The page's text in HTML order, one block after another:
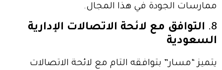
ممارسات الجودة في هذا المجال.
8.
التوافق مع لائحة الاتصالات الإدارية
السعودية
يتميز “مسار” بتوافقه التام مع لائحة الاتصالات